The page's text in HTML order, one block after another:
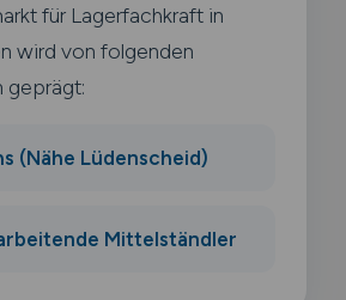
für Lagerfachkraft in
wird von folgenden
geprägt:
(Nähe Lüdenscheid)
Mittelständler